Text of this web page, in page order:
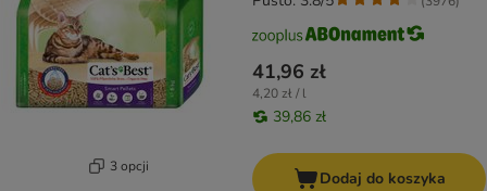
3 opcji
41,96 zł
4,20 zł / l
39,86 zł
Dodaj do koszyka